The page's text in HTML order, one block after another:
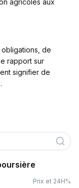
agricoles aux
de
rapport sur
signifier de
Prix et 24H%